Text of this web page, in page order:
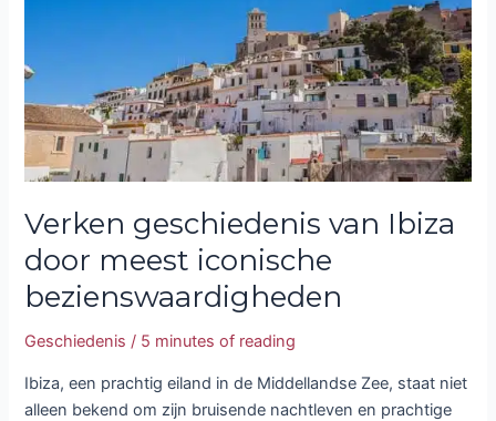
Verken geschiedenis van Ibiza
door meest iconische
bezienswaardigheden
Geschiedenis / 5 minutes of reading
Ibiza, een prachtig eiland in de Middellandse Zee, staat niet
alleen bekend om zijn bruisende nachtleven en prachtige
bezienswaardigheden